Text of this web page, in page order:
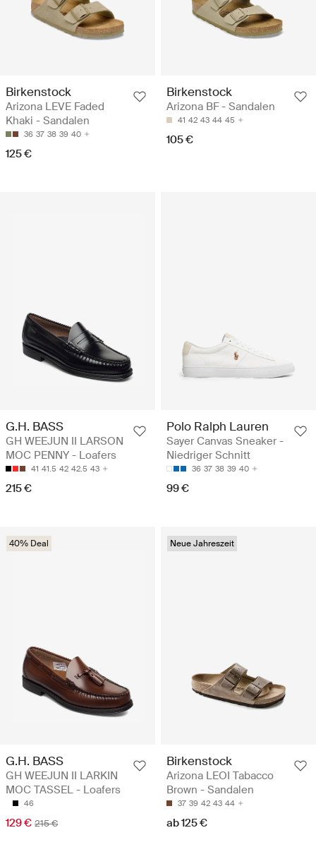
Birkenstock
Arizona LEVE Faded
Khaki - Sandalen
36 37 38 39 40
125 €
Birkenstock
Arizona BF - Sandalen
41 42 43 44 45
105 €
G.H. BASS
GH WEEJUN II LARSON
MOC PENNY - Loafers
41 41.5 42 42.5 43
215 €
Polo Ralph Lauren
Sayer Canvas Sneaker -
Niedriger Schnitt
36 37 38 39 40
99 €
40% Deal
G.H. BASS
GH WEEJUN II LARKIN
MOC TASSEL - Loafers
46
129 € 215 €
Neue Jahreszeit
Birkenstock
Arizona LEOI Tabacco
Brown - Sandalen
37 39 42 43 44
ab 125 €